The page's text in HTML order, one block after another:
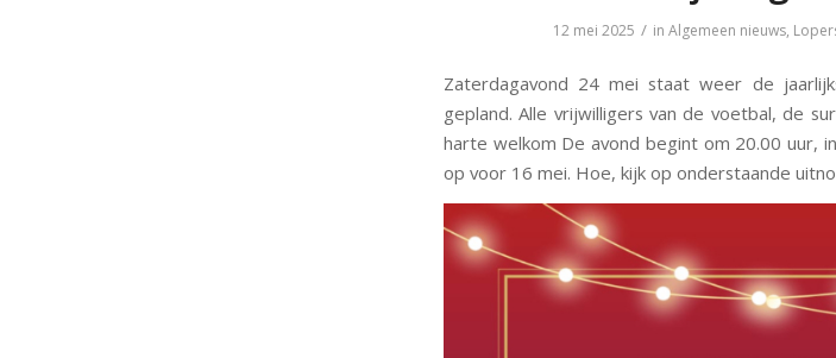
12 mei 2025 / in Algemeen nieuws,
Zaterdagavond 24 mei staat weer de
gepland. Alle vrijwilligers van de voetbal, de
harte welkom De avond begint om 20.00 uur,
op voor 16 mei. Hoe, kijk op onderstaande